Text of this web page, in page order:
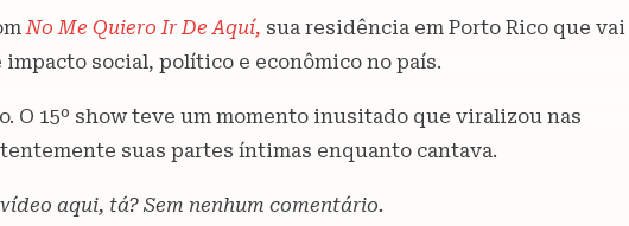
No Me Quiero Ir De Aquí, sua residência em Porto Rico que vai
social, político e econômico no país.
O 15º show teve um momento inusitado que viralizou nas
suas partes íntimas enquanto cantava.
aqui, tá? Sem nenhum comentário.